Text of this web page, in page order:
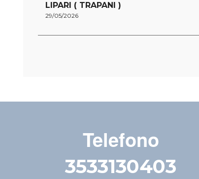
LIPARI ( TRAPANI )
29/05/2026
Telefono
3533130403